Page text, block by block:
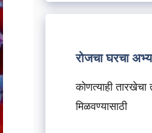
रोजचा घरचा
कोणत्याही
मिळवण्यासाठी